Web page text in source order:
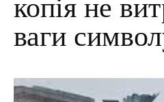
копія не
ваги